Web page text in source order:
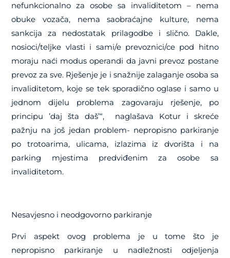
nefunkcionalno za osobe sa invaliditetom – nema
obuke vozača, nema saobraćajne kulture, nema
sankcija za nedostatak prilagodbe i slično. Dakle,
nosioci/teljke vlasti i sami/e prevoznici/ce pod hitno
moraju naći modus operandi da javni prevoz postane
prevoz za sve. Rješenje je i snažnije zalaganje osoba sa
invaliditetom, koje se tek sporadično oglase i samo u
jednom dijelu problema zagovaraju rješenje, po
principu ’daj šta daš’“, naglašava Kotur i skreće
pažnju na još jedan problem- nepropisno parkiranje
po trotoarima, ulicama, izlazima iz dvorišta i na
parking mjestima predviđenim za osobe sa
invaliditetom.
Nesavjesno i neodgovorno parkiranje
Prvi aspekt ovog problema je u tome što je
nepropisno parkiranje u nadležnosti odjeljenja